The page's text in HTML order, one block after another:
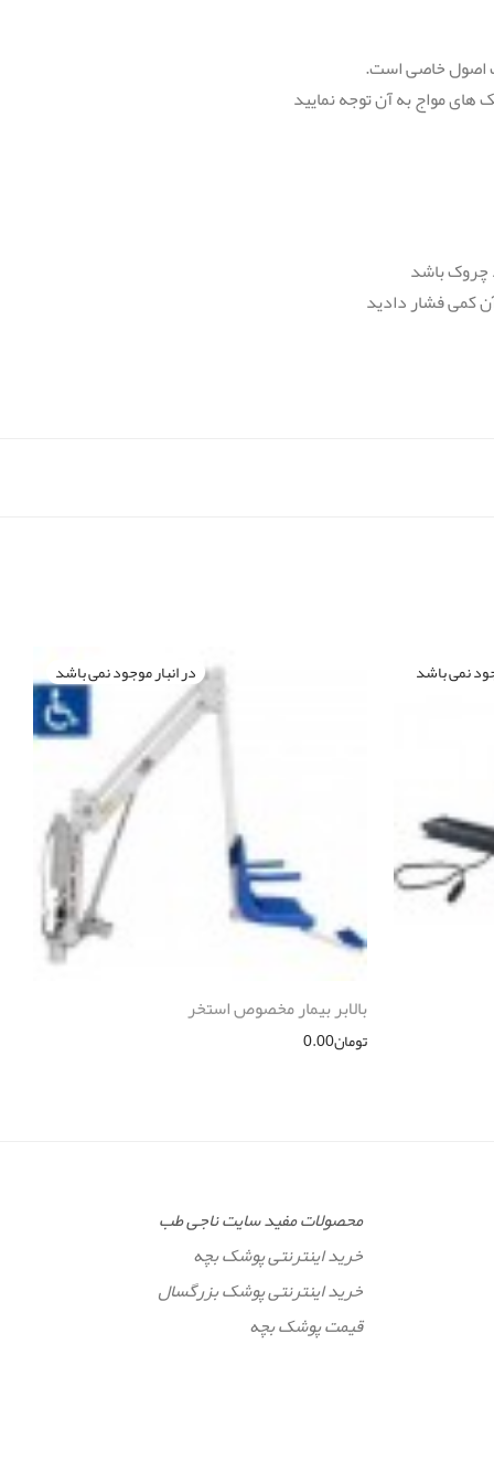
اصول خاصی است.
مواج به آن توجه نمایید
بالابر بیمار مخصوص استخر
تومان0.00
محصولات مفید سایت ناجی طب
خرید اینترنتی پوشک بچه
خرید اینترنتی پوشک بزرگسال
قیمت پوشک بچه